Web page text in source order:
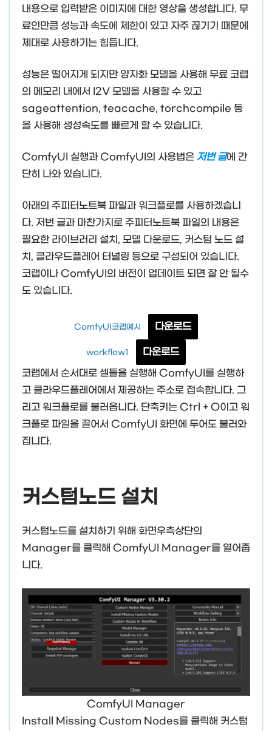
내용으로 입력받은 이미지에 대한 영상을 생성합니다. 무
료인만큼 성능과 속도에 제한이 있고 자주 끊기기 때문에
제대로 사용하기는 힘듭니다.
성능은 떨어지게 되지만 양자화 모델을 사용해 무료 코랩
의 메모리 내에서 I2V 모델을 사용할 수 있고
sageattention, teacache, torchcompile 등
을 사용해 생성속도를 빠르게 할 수 있습니다.
ComfyUI 실행과 ComfyUI의 사용법은 저번 글에 간
단히 나와 있습니다.
아래의 주피터노트북 파일과 워크플로를 사용하겠습니
다. 저번 글과 마찬가지로 주피터노트북 파일의 내용은
필요한 라이브러리 설치, 모델 다운로드, 커스텀 노드 설
치, 클라우드플레어 터널링 등으로 구성되어 있습니다.
코랩이나 ComfyUI의 버전이 업데이트 되면 잘 안 될수
도 있습니다.
ComfyUI코랩예시 다운로드
workflow1
다운로드
코랩에서 순서대로 셀들을 실행해 ComfyUI를 실행하
고 클라우드플레어에서 제공하는 주소로 접속합니다. 그
리고 워크플로를 불러옵니다. 단축키는 Ctrl + O이고 워
크플로 파일을 끌어서 ComfyUI 화면에 두어도 불러와
집니다.
커스텀노드 설치
커스텀노드를 설치하기 위해 화면우측상단의
Manager를 클릭해 ComfyUI Manager를 열어줍
니다.
ComfyUI Manager
Install Missing Custom Nodes를 클릭해 커스텀